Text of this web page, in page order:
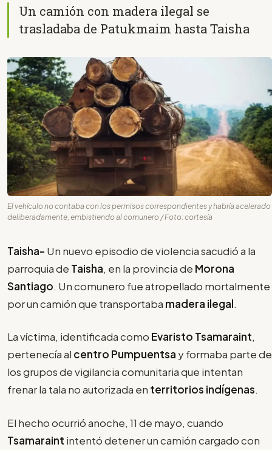
Un camión con madera ilegal se
trasladaba de Patukmaim hasta Taisha
El vehículo no contaba con los permisos correspondientes y habría acelerado
deliberadamente, embistiendo al comunero / Foto: cortesía
Taisha- Un nuevo episodio de violencia sacudió a la
parroquia de Taisha, en la provincia de Morona
Santiago. Un comunero fue atropellado mortalmente
por un camión que transportaba madera ilegal.
La víctima, identificada como Evaristo Tsamaraint,
pertenecía al centro Pumpuentsa y formaba parte de
los grupos de vigilancia comunitaria que intentan
frenar la tala no autorizada en territorios indígenas.
El hecho ocurrió anoche, 11 de mayo, cuando
Tsamaraint intentó detener un camión cargado con